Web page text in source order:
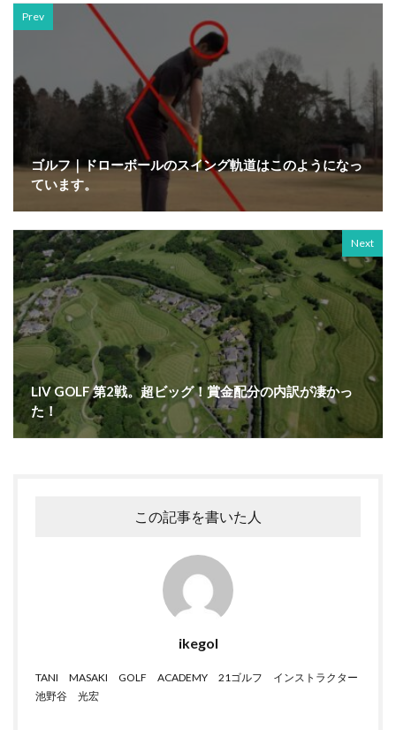
Prev
ゴルフ｜ドローボールのスイング軌道はこのようになっ
ています。
Next
LIV GOLF 第2戦。超ビッグ！賞金配分の内訳が凄かっ
た！
この記事を書いた人
ikegol
TANI MASAKI GOLF ACADEMY 21ゴルフ インストラクター
池野谷 光宏